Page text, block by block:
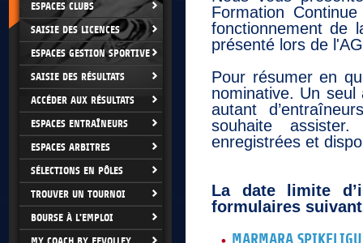
ESPACES CLUBS
SAISIE DES LICENCES
ESPACES GESTION SPORTIVE
SAISIE DES RÉSULTATS
ACCÉDER AUX RÉSULTATS
ESPACES ENTRAÎNEURS
ESPACES ARBITRES
SÉLECTIONS EN PÔLES
TROUVER UN TOURNOI
BOURSE À L'EMPLOI
Formation
fonctionnement de
présenté lors de
Pour résumer en
nominative. Un seul
autant
souhaite
enregistrées et
La date limite
formulaires